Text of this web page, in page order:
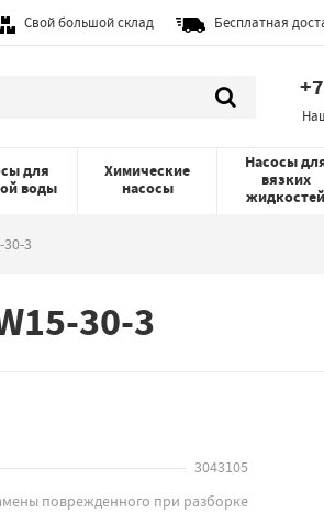
Свой большой склад Бесплатная
для
воды
Химические
насосы
Насосы
вязких
3
30-3
3043105
поврежденного при разборке